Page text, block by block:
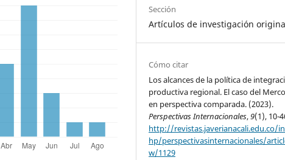
Sección
Artículos de investigación
Cómo citar
Los alcances de la política de
productiva regional. El caso del
en perspectiva comparada. (2023).
Perspectivas Internacionales,9(1), 10-
http://revistas.javerianacali.edu.co/
hp/perspectivasinternacionales/
w/1129